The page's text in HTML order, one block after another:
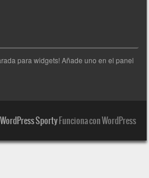
para widgets! Añade uno en el panel
SportyFunciona con WordPress